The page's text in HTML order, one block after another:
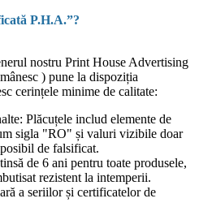
P.H.A.”?
nostru Print House Advertising
) pune la dispoziția
cerințele minime de calitate:
Plăcuțele includ elemente de
sigla "RO" și valuri vizibile doar
de falsificat.
de 6 ani pentru toate produsele,
rezistent la intemperii.
a seriilor și certificatelor de